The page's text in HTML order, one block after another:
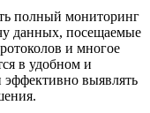
полный мониторинг
данных, посещаемые
и многое
в удобном и
эффективно выявлять